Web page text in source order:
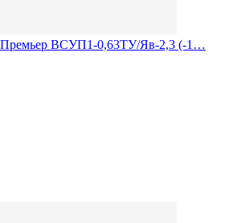
Премьер ВСУП1-0,63ТУ/Яв-2,3 (-1…